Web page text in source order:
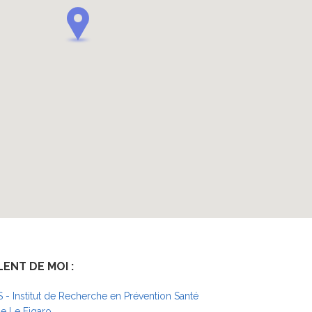
DE MOI :
- Institut de Recherche en Prévention Santé